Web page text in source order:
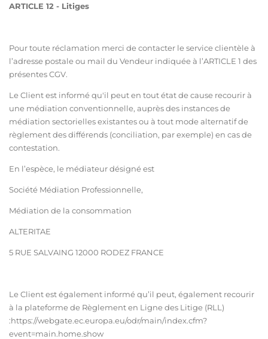
ARTICLE 12 - Litiges
Pour toute réclamation merci de contacter le service clientèle à
l’adresse postale ou mail du Vendeur indiquée à l’ARTICLE 1 des
présentes CGV.
Le Client est informé qu'il peut en tout état de cause recourir à
une médiation conventionnelle, auprès des instances de
médiation sectorielles existantes ou à tout mode alternatif de
règlement des différends (conciliation, par exemple) en cas de
contestation.
En l’espèce, le médiateur désigné est
Société Médiation Professionnelle,
Médiation de la consommation
ALTERITAE
5 RUE SALVAING 12000 RODEZ FRANCE
Le Client est également informé qu’il peut, également recourir
à la plateforme de Règlement en Ligne des Litige (RLL)
:https://webgate.ec.europa.eu/odr/main/index.cfm?
event=main.home.show